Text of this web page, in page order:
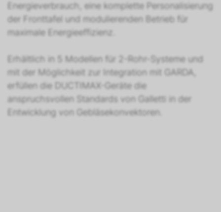
Energieverbrauch, eine komplette Personalisierung
der Fronttafel und modulierenden Betrieb für
maximale Energieeffizienz.
Erhältlich in 5 Modellen für 2-Rohr-Systeme und
mit der Möglichkeit zur Integration mit GARDA,
erfüllen die DUCTIMAX-Geräte die
anspruchsvollen Standards von Galletti in der
Entwicklung von Gebläsekonvektoren.